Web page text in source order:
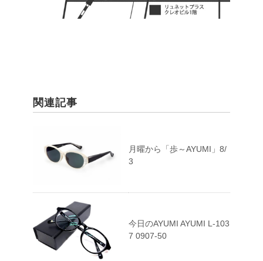
関連記事
月曜から「歩～AYUMI」8/
3
今日のAYUMI AYUMI L-103
7 0907-50